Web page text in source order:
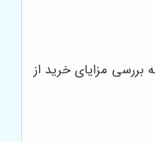
بررسی مزایای خرید از